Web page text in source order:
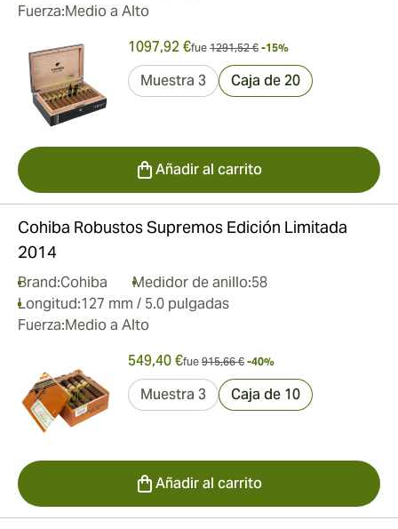
Fuerza:Medio a Alto
1097,92 €fue 1291,52 € -15%
Muestra 3 Caja de 20
Añadir al carrito
Cohiba Robustos Supremos Edición Limitada
2014
Brand:Cohiba Medidor de anillo:58
Longitud:127 mm / 5.0 pulgadas
Fuerza:Medio a Alto
549,40 €fue 915,66 € -40%
Muestra 3 Caja de 10
Añadir al carrito